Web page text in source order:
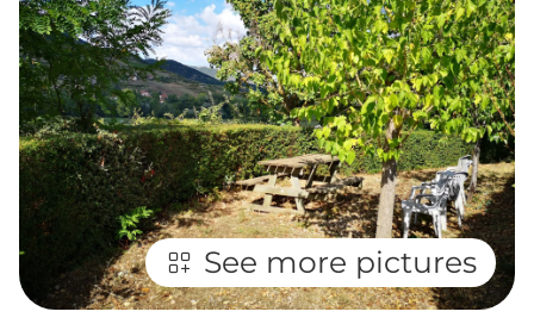
See more pictures